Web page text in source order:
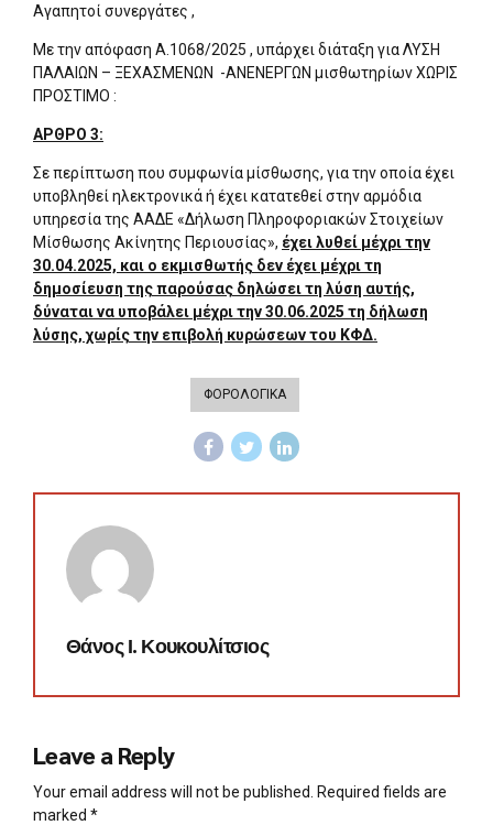
Αγαπητοί συνεργάτες ,
Με την απόφαση Α.1068/2025 , υπάρχει διάταξη για ΛΥΣΗ
ΠΑΛΑΙΩΝ – ΞΕΧΑΣΜΕΝΩN -ΑΝΕΝΕΡΓΩΝ μισθωτηρίων ΧΩΡΙΣ
ΠΡΟΣΤΙΜΟ :
ΑΡΘΡΟ 3:
Σε περίπτωση που συμφωνία μίσθωσης, για την οποία έχει
υποβληθεί ηλεκτρονικά ή έχει κατατεθεί στην αρμόδια
υπηρεσία της ΑΑΔΕ «Δήλωση Πληροφοριακών Στοιχείων
Μίσθωσης Ακίνητης Περιουσίας», έχει λυθεί μέχρι την
30.04.2025, και ο εκμισθωτής δεν έχει μέχρι τη
δημοσίευση της παρούσας δηλώσει τη λύση αυτής,
δύναται να υποβάλει μέχρι την 30.06.2025 τη δήλωση
λύσης, χωρίς την επιβολή κυρώσεων του ΚΦΔ.
ΦΟΡΟΛΟΓΙΚΑ
Θάνος Ι. Κουκουλίτσιος
Leave a Reply
Your email address will not be published. Required fields are
marked *